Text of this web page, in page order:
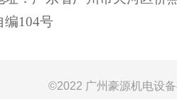
编104号
©2022 广州豪源机电设